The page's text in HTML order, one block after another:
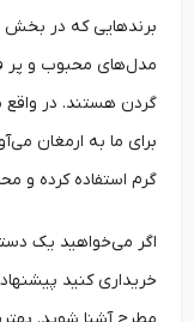
برندهایی که در بخش بالا
مدل‌های محبوب و پر فروش
گردن هستند. در واقع به
برای ما به ارمغان
گرم استفاده کرده و
اگر می‌خواهید یک دستگاه
خریداری کنید پیشنهاد ما